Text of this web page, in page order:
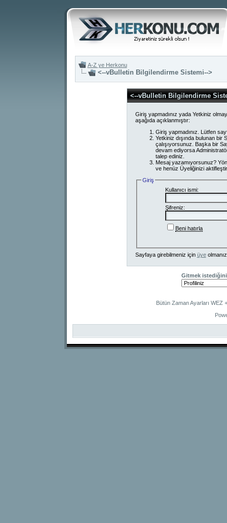
A-Z ye Herkonu
<--vBulletin Bilgilendirme Sistemi-->
<--vBulletin Bilgilendirme
Giriş yapmadınız yada Yetkiniz
aşağıda açıklanmıştır:
Giriş yapmadınız. Lütfen
Yetkiniz dışında bulunan
çalışıyorsunuz. Başka bir
devam ediyorsa
talep ediniz.
Mesaj yazamıyorsunuz?
ve henüz Üyeliğinizi
Giriş
Kullanıcı ismi:
Şifreniz:
Beni hatırla
Sayfaya girebilmeniz için üye
Gitmek
Bütün Zaman Ayarları WEZ